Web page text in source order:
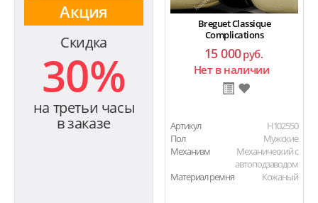
Акция
Скидка
30%
на третьи часы
в заказе
Breguet Classique
Complications
15 000руб.
Нет в наличии
Артикул
H102550
Пол
Мужские
Механизм
Механический с
автоподзаводом
Материал ремня
Кожаный